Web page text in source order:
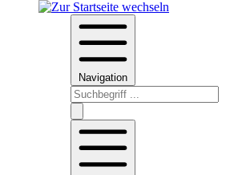
Navigation